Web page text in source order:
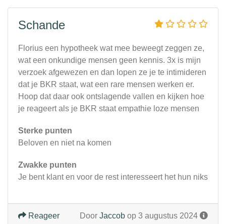
Schande
Florius een hypotheek wat mee beweegt zeggen ze,
wat een onkundige mensen geen kennis. 3x is mijn
verzoek afgewezen en dan lopen ze je te intimideren
dat je BKR staat, wat een rare mensen werken er.
Hoop dat daar ook ontslagende vallen en kijken hoe
je reageert als je BKR staat empathie loze mensen
Sterke punten
Beloven en niet na komen
Zwakke punten
Je bent klant en voor de rest interesseert het hun niks
Door Jaccob op 3 augustus 2024
Reageer